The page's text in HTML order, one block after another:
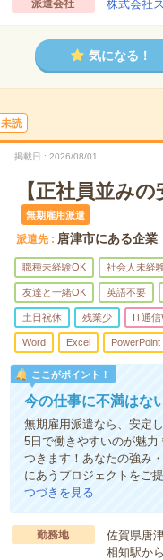
派遣会社 株式会社
気になる！
未読
掲載日 2026/08/01
【正社員並み
無期雇用派遣
派遣先 唐津市にある企業
職種未経験OK 社会人未経
友達と一緒OK 英語不要
土日祝休 残業少 IT通信
Word Excel PowerPoint
ここがポイント！
今の仕事に不満はな
無期雇用派遣なら、安定
5日で働きやすいのが魅
つきます！あなたの強み
にあうプロジェクトをご
つづきを見る
勤務地
佐賀県唐
相知駅か